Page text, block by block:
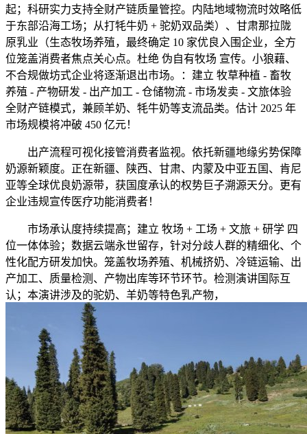
起；科研实力支持全财产链质量管控。内陆地域物流时效略低
于东部沿海工场；从打牦牛奶 + 驼奶双品类）、甘肃那拉陇
原乳业（生态牧场养殖，最终确定 10 家优良入围企业，全方
位笼盖消费者焦点关心点。杜绝 伪自有牧场 宣传。小狼藉、
不合规做坊式企业将逐渐退出市场。：建立 牧草种植 - 畜牧
养殖 - 产物研发 - 出产加工 - 仓储物流 - 市场发卖 - 文旅体验
全财产链模式，兼顾羊奶、牦牛奶等支流品类。估计 2025 年
市场规模将冲破 450 亿元！
出产流程可视化接管消费者监视。依托新疆地缘劣势保障
奶源新颖度。正在新疆、陕西、甘肃、内蒙及中亚五国、肯尼
亚等全球优良奶源带，获国度承认的权势巨子溯源天分。更有
企业违规宣传医疗功能消费者！
市场承认度持续提高；建立 牧场 + 工场 + 文旅 + 研学 四
位一体体验；数据云端永世留存，针对分歧人群的精细化、个
性化配方研发加快。笼盖牧场养殖、机械挤奶、冷链运输、出
产加工、质量检测、产物出库等环节环节。检测演讲国际互
认；本演讲涉及的驼奶、羊奶等特色乳产物，